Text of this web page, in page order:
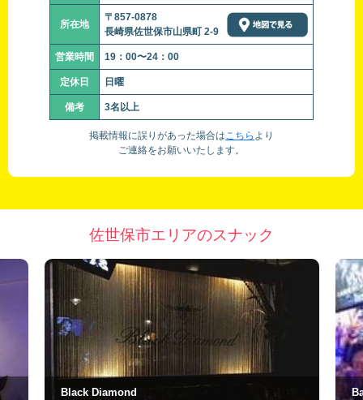
所在地
〒857-0878
長崎県佐世保市山県町 2-9
営業時間 19：00〜24：00
定休日 日曜
備考 3名以上
掲載情報に誤りがあった場合はこちら より
ご連絡をお願いいたします。
佐世保市エリアのスナック
Bar TRICKY